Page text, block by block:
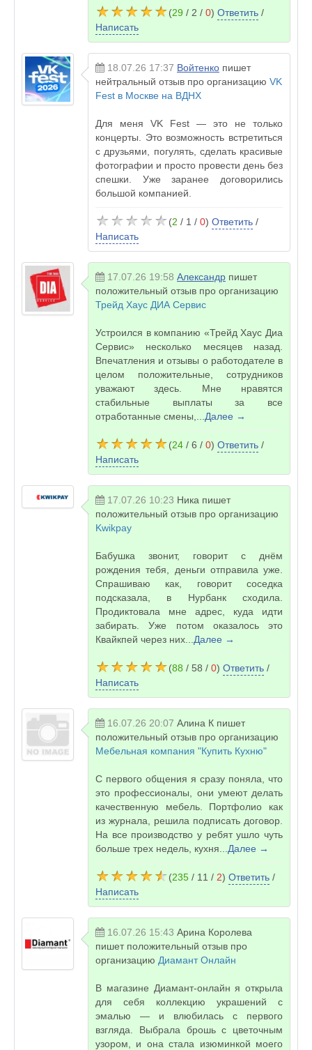
(29 / 2 / 0) Ответить /
Написать
18.07.26 17:37 Войтенко пишет
нейтральный отзыв про организацию VK
Fest в Москве на ВДНХ
Для меня VK Fest — это не только
концерты. Это возможность встретиться
с друзьями, погулять, сделать красивые
фотографии и просто провести день без
спешки. Уже заранее договорились
большой компанией.
(2 / 1 / 0) Ответить /
Написать
17.07.26 19:58 Александр пишет
положительный отзыв про организацию
Трейд Хаус ДИА Сервис
Устроился в компанию «Трейд Хаус Диа
Сервис» несколько месяцев назад.
Впечатления и отзывы о работодателе в
целом положительные, сотрудников
уважают здесь. Мне нравятся
стабильные выплаты за все
отработанные смены,... Далее →
(24 / 6 / 0) Ответить /
Написать
17.07.26 10:23 Ника пишет
положительный отзыв про организацию
Kwikpay
Бабушка звонит, говорит с днём
рождения тебя, деньги отправила уже.
Спрашиваю как, говорит соседка
подсказала, в Нурбанк сходила.
Продиктовала мне адрес, куда идти
забирать. Уже потом оказалось это
Квайкпей через них... Далее →
(88 / 58 / 0) Ответить /
Написать
16.07.26 20:07 Алина К пишет
положительный отзыв про организацию
Мебельная компания "Купить Кухню"
С первого общения я сразу поняла, что
это профессионалы, они умеют делать
качественную мебель. Портфолио как
из журнала, решила подписать договор.
На все производство у ребят ушло чуть
больше трех недель, кухня... Далее →
(235 / 11 / 2) Ответить /
Написать
16.07.26 15:43 Арина Королева
пишет положительный отзыв про
организацию Диамант Онлайн
В магазине Диамант-онлайн я открыла
для себя коллекцию украшений с
эмалью — и влюбилась с первого
взгляда. Выбрала брошь с цветочным
узором, и она стала изюминкой моего